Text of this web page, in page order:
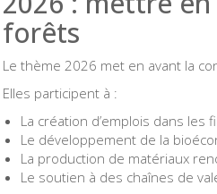
forêts
Le thème 2026 met en avant la
Elles participent à :
La création d’emplois dans
Le développement de la
La production de matériaux
Le soutien à des chaînes de